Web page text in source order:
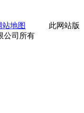
站地图
此网站版
公司所有